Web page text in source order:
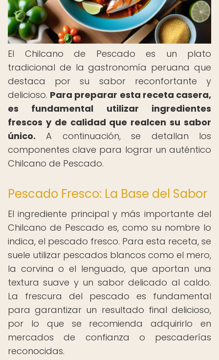
El Chilcano de Pescado es un plato
tradicional de la gastronomía peruana que
destaca por su sabor reconfortante y
delicioso. Para preparar esta receta casera,
es fundamental utilizar ingredientes
frescos y de calidad que realcen su sabor
único. A continuación, se detallan los
componentes clave para lograr un auténtico
Chilcano de Pescado.
Pescado Fresco: La Base del Sabor
El ingrediente principal y más importante del
Chilcano de Pescado es, como su nombre lo
indica, el pescado fresco. Para esta receta, se
suele utilizar pescados blancos como el mero,
la corvina o el lenguado, que aportan una
textura suave y un sabor delicado al caldo.
La frescura del pescado es fundamental
para garantizar un resultado final delicioso,
por lo que se recomienda adquirirlo en
mercados de confianza o pescaderías
reconocidas.